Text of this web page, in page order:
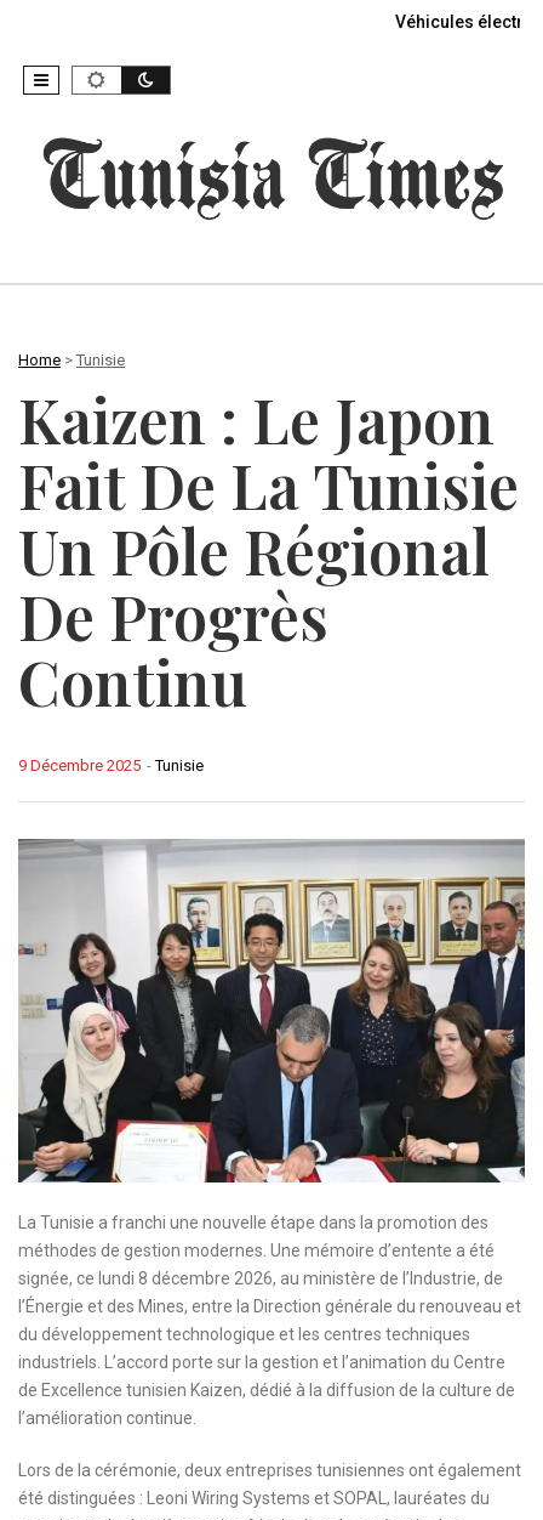
Véhicules
Home > Tunisie
Kaizen : Le Japon
Fait De La Tunisie
Un Pôle Régional
De Progrès
Continu
-Tunisie
9 Décembre 2025
La Tunisie a franchi une nouvelle étape dans la promotion des
méthodes de gestion modernes. Une mémoire d’entente a été
signée, ce lundi 8 décembre 2026, au ministère de l’Industrie, de
l’Énergie et des Mines, entre la Direction générale du renouveau et
du développement technologique et les centres techniques
industriels. L’accord porte sur la gestion et l’animation du Centre
de Excellence tunisien Kaizen, dédié à la diffusion de la culture de
l’amélioration continue.
Lors de la cérémonie, deux entreprises tunisiennes ont également
été distinguées : Leoni Wiring Systems et SOPAL, lauréates du